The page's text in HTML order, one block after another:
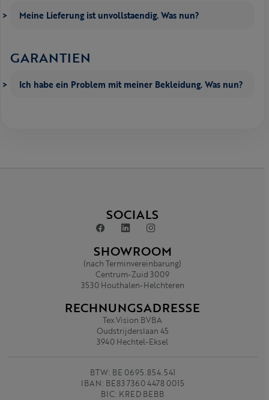
Meine Lieferung ist unvollstaendig. Was nun?
GARANTIEN
Ich habe ein Problem mit meiner Bekleidung. Was nun?
SOCIALS
SHOWROOM
(nach Terminvereinbarung)
Centrum-Zuid 3009
3530 Houthalen-Helchteren
RECHNUNGSADRESSE
Tex.Vision BVBA
Oudstrijderslaan 45
3940 Hechtel-Eksel
BTW: BE 0695.854.541
IBAN: BE83 7360 4478 0015
BIC: KRED BEBB